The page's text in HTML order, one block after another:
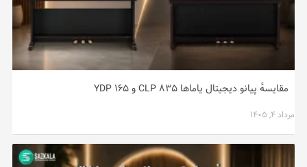
مقایسهٔ پیانو دیجیتال یاماها CLP ۸۳۵ و YDP ۱۶۵
مرداد ۴, ۱۴۰۵